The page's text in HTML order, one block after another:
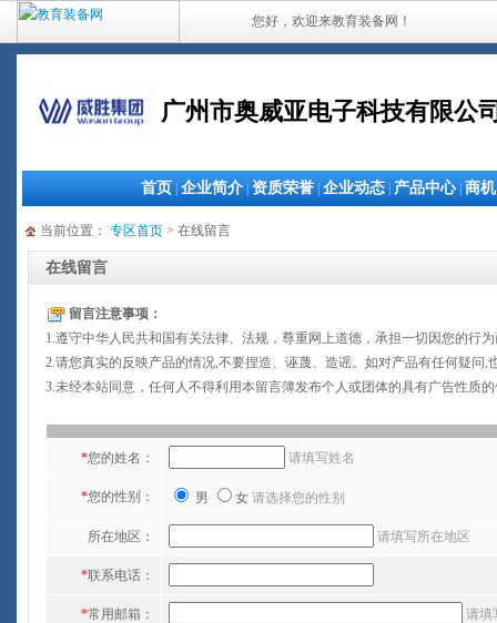
您好，欢迎来教育装备网！
广州市奥威亚电子科技有限公
首页 企业简介 资质荣誉 企业动态 产品中心| 商机
当前位置： 专区首页 > 在线留言
在线留言
留言注意事项：
1.遵守中华人民共和国有关法律、法规，尊重网上道德，承担一切因您的行
2.请您真实的反映产品的情况,不要捏造、诬蔑、造谣。如对产品有任何疑问,
3.未经本站同意，任何人不得利用本留言簿发布个人或团体的具有广告性质
*您的姓名： 请填写姓名
*您的性别： 男 女 请选择您的性别
所在地区： 请填写所在地区
*联系电话：
*常用邮箱： 请填